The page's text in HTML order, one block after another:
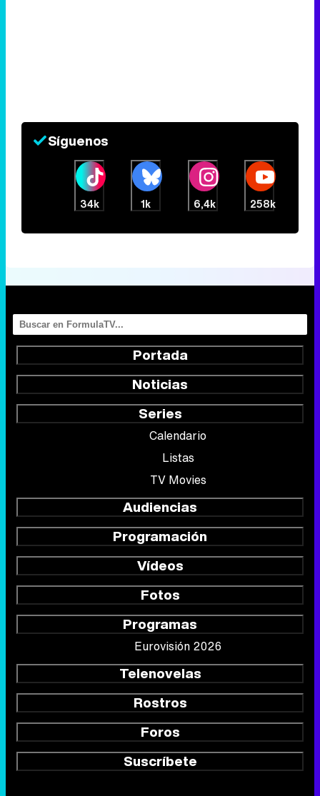
Síguenos
34k 1k 6,4k 258k
Portada
Noticias
Series
Calendario
Listas
TV Movies
Audiencias
Programación
Vídeos
Fotos
Programas
Eurovisión 2026
Telenovelas
Rostros
Foros
Suscríbete